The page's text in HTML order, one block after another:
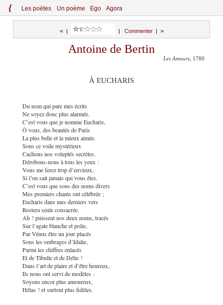
{ Les poètes Un poème Ego Agora
«| Commenter| »
Antoine de Bertin
Les Amours , 1780
À EUCHARIS
Du nom qui pare mes écrits
Ne soyez donc plus alarmée.
C’est vous que je nomme Eucharis,
Ô vous, des beautés de Paris
La plus belle et la mieux aimée.
Sous ce voile mystérieux
Cachons nos voluptés secrètes.
Dérobons-nous à tous les yeux :
Vous me ferez trop d’envieux,
Si l’on sait jamais qui vous êtes.
C’est vous que sous des noms divers
Mes premiers chants ont célébrée ;
Eucharis dans mes derniers vers
Restera seule consacrée.
Ah ! puissent nos deux noms, tracés
Sur l’agate blanche et polie,
Par Vénus être un jour placés
Sous les ombrages d’Idalie,
Parmi les chiffres enlacés
Et de Tibulle et de Délie !
Dans l’art de plaire et d’être heureux,
Ils nous ont servi de modèles :
Soyons encor plus amoureux,
Hélas ! et surtout plus fidèles.